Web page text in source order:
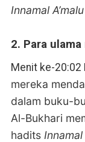
Innamal
2. Para
Menit ke-20:02
mereka
dalam buku-
Al-Bukhari
hadits Innamal